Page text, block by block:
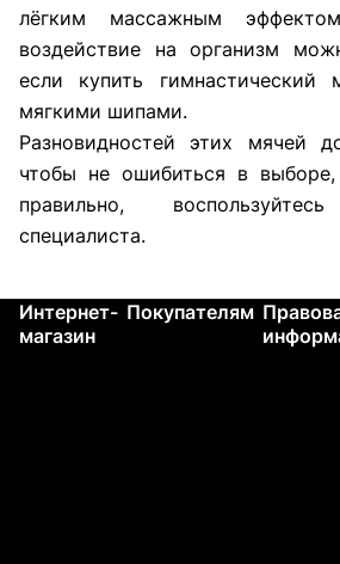
лёгким массажным
воздействие на организм
если купить
мягкими шипами.
Разновидностей этих мячей
чтобы не ошибиться в
правильно,
специалиста.
Интернет-
магазин
Покупателям